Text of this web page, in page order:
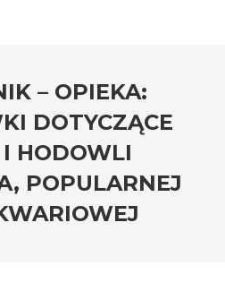
– OPIEKA:
DOTYCZĄCE
HODOWLI
POPULARNEJ